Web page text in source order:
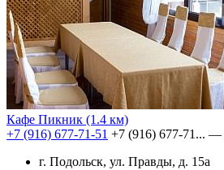
Кафе Пикник (1.4 км)
+7 (916) 677-71-51 +7 (916) 677-71... —
г. Подольск, ул. Правды, д. 15а